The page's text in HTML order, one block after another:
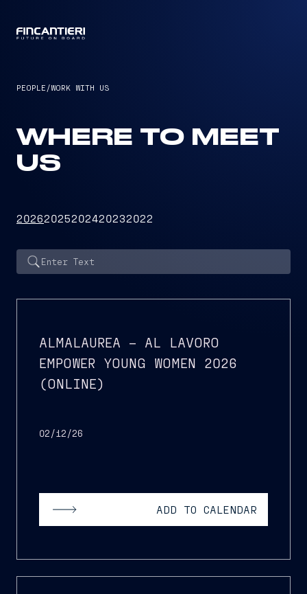
PEOPLE /WORK WITH US
WHERE TO MEET
US
20262025202420232022
ALMALAUREA – AL LAVORO
EMPOWER YOUNG WOMEN 2026
(ONLINE)
02/12/26
ADD TO CALENDAR